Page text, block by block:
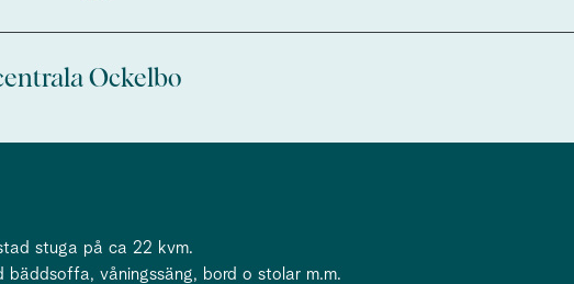
Ockelbo
stuga på ca 22 kvm.
våningssäng, bord o stolar m.m.